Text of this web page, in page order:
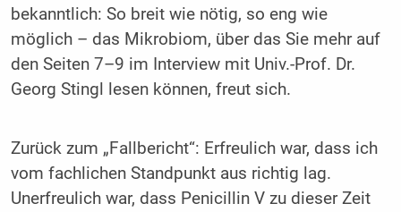
bekanntlich: So breit wie nötig, so eng wie
möglich – das Mikrobiom, über das Sie mehr auf
den Seiten 7–9 im Interview mit Univ.-Prof. Dr.
Georg Stingl lesen können, freut sich.
Zurück zum „Fallbericht“: Erfreulich war, dass ich
vom fachlichen Standpunkt aus richtig lag.
Unerfreulich war, dass Penicillin V zu dieser Zeit